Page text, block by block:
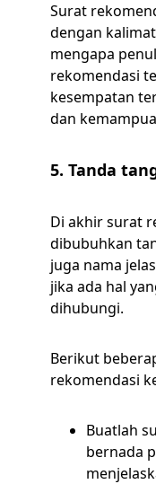
Surat
dengan
mengapa
rekomendasi
kesempatan
dan
5. Tanda
Di akhir surat
dibubuhkan
juga nama
jika ada hal
dihubungi.
Berikut
rekomendasi
Buatlah
bernada